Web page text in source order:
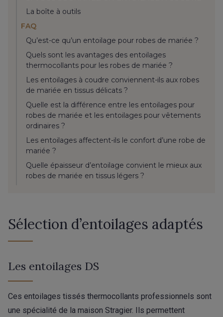
La boîte à outils
FAQ
Qu’est-ce qu’un entoilage pour robes de mariée ?
Quels sont les avantages des entoilages
thermocollants pour les robes de mariée ?
Les entoilages à coudre conviennent-ils aux robes
de mariée en tissus délicats ?
Quelle est la différence entre les entoilages pour
robes de mariée et les entoilages pour vêtements
ordinaires ?
Les entoilages affectent-ils le confort d’une robe de
mariée ?
Quelle épaisseur d’entoilage convient le mieux aux
robes de mariée en tissus légers ?
Sélection d’entoilages adaptés
Les entoilages DS
Ces entoilages tissés thermocollants professionnels sont
une spécialité de la maison Stragier. Ils permettent